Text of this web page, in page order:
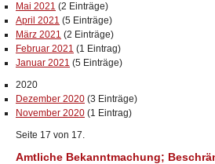
Mai 2021 (2 Einträge)
April 2021 (5 Einträge)
März 2021 (2 Einträge)
Februar 2021 (1 Eintrag)
Januar 2021 (5 Einträge)
2020
Dezember 2020 (3 Einträge)
November 2020 (1 Eintrag)
Seite 17 von 17.
Amtliche Bekanntmachung;